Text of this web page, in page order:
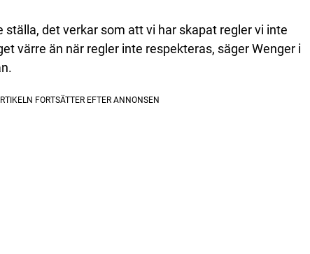
det verkar som att vi har skapat regler vi inte
värre än när regler inte respekteras, säger Wenger i